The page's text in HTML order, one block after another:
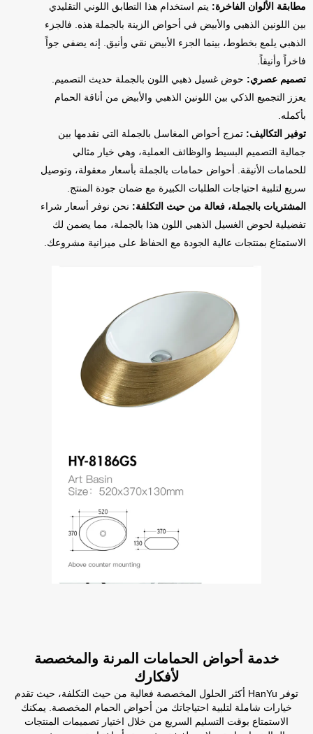
مطابقة الألوان الفاخرة: يتم استخدام هذا التطابق اللوني التقليدي
بين اللونين الذهبي والأبيض في أحواض الزينة بالجملة هذه. فالجزء
الذهبي يلمع بخطوط، بينما الجزء الأبيض نقي وأنيق. إنه يضفي جواً
فاخراً وأنيقاً.
تصميم عصري: حوض غسيل ذهبي اللون بالجملة حديث التصميم.
يعزز التجميع الذكي بين اللونين الذهبي والأبيض من أناقة الحمام
بأكمله.
توفير التكاليف: تمزج أحواض المغاسل بالجملة التي نقدمها بين
جمالية التصميم البسيط والوظائف العملية، وهي خيار مثالي
للحمامات الأنيقة. أحواض حمامات بالجملة بأسعار معقولة، وتوصيل
سريع لتلبية احتياجات الطلبات الكبيرة مع ضمان جودة المنتج.
المشتريات بالجملة، فعالة من حيث التكلفة: نحن نوفر أسعار شراء
تفضيلية لحوض الغسيل الذهبي اللون هذا بالجملة، مما يضمن لك
الاستمتاع بمنتجات عالية الجودة مع الحفاظ على ميزانية مشروعك.
خدمة أحواض الحمامات المرنة والمخصصة
لأفكارك
توفر HanYu أكثر الحلول المخصصة فعالية من حيث التكلفة، حيث تقدم
خيارات شاملة لتلبية احتياجاتك من أحواض الحمام المخصصة. يمكنك
الاستمتاع بوقت التسليم السريع من خلال اختيار تصميمات المنتجات